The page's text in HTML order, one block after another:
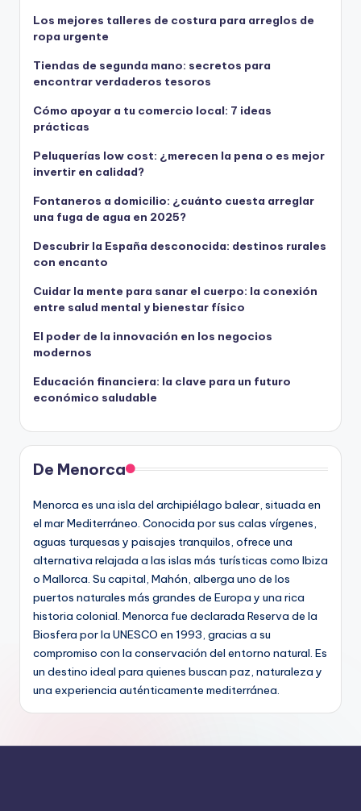
Los mejores talleres de costura para arreglos de
ropa urgente
Tiendas de segunda mano: secretos para
encontrar verdaderos tesoros
Cómo apoyar a tu comercio local: 7 ideas
prácticas
Peluquerías low cost: ¿merecen la pena o es mejor
invertir en calidad?
Fontaneros a domicilio: ¿cuánto cuesta arreglar
una fuga de agua en 2025?
Descubrir la España desconocida: destinos rurales
con encanto
Cuidar la mente para sanar el cuerpo: la conexión
entre salud mental y bienestar físico
El poder de la innovación en los negocios
modernos
Educación financiera: la clave para un futuro
económico saludable
De Menorca
Menorca es una isla del archipiélago balear, situada en
el mar Mediterráneo. Conocida por sus calas vírgenes,
aguas turquesas y paisajes tranquilos, ofrece una
alternativa relajada a las islas más turísticas como Ibiza
o Mallorca. Su capital, Mahón, alberga uno de los
puertos naturales más grandes de Europa y una rica
historia colonial. Menorca fue declarada Reserva de la
Biosfera por la UNESCO en 1993, gracias a su
compromiso con la conservación del entorno natural. Es
un destino ideal para quienes buscan paz, naturaleza y
una experiencia auténticamente mediterránea.